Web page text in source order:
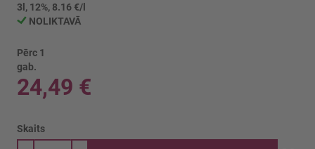
sākumu
3l, 12%, 8.16 €/l
NOLIKTAVĀ
Pērc 1
gab.
24,49 €
Skaits